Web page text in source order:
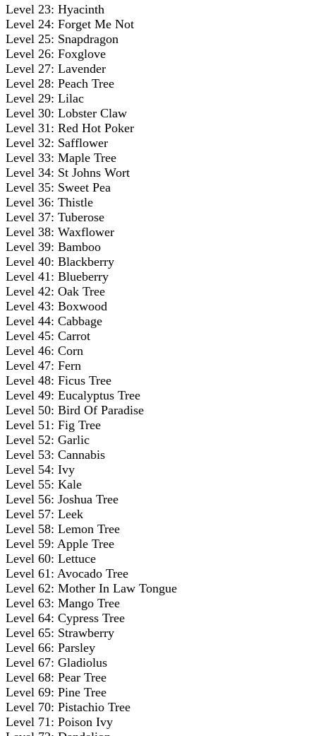
Level 23: Hyacinth
Level 24: Forget Me Not
Level 25: Snapdragon
Level 26: Foxglove
Level 27: Lavender
Level 28: Peach Tree
Level 29: Lilac
Level 30: Lobster Claw
Level 31: Red Hot Poker
Level 32: Safflower
Level 33: Maple Tree
Level 34: St Johns Wort
Level 35: Sweet Pea
Level 36: Thistle
Level 37: Tuberose
Level 38: Waxflower
Level 39: Bamboo
Level 40: Blackberry
Level 41: Blueberry
Level 42: Oak Tree
Level 43: Boxwood
Level 44: Cabbage
Level 45: Carrot
Level 46: Corn
Level 47: Fern
Level 48: Ficus Tree
Level 49: Eucalyptus Tree
Level 50: Bird Of Paradise
Level 51: Fig Tree
Level 52: Garlic
Level 53: Cannabis
Level 54: Ivy
Level 55: Kale
Level 56: Joshua Tree
Level 57: Leek
Level 58: Lemon Tree
Level 59: Apple Tree
Level 60: Lettuce
Level 61: Avocado Tree
Level 62: Mother In Law Tongue
Level 63: Mango Tree
Level 64: Cypress Tree
Level 65: Strawberry
Level 66: Parsley
Level 67: Gladiolus
Level 68: Pear Tree
Level 69: Pine Tree
Level 70: Pistachio Tree
Level 71: Poison Ivy